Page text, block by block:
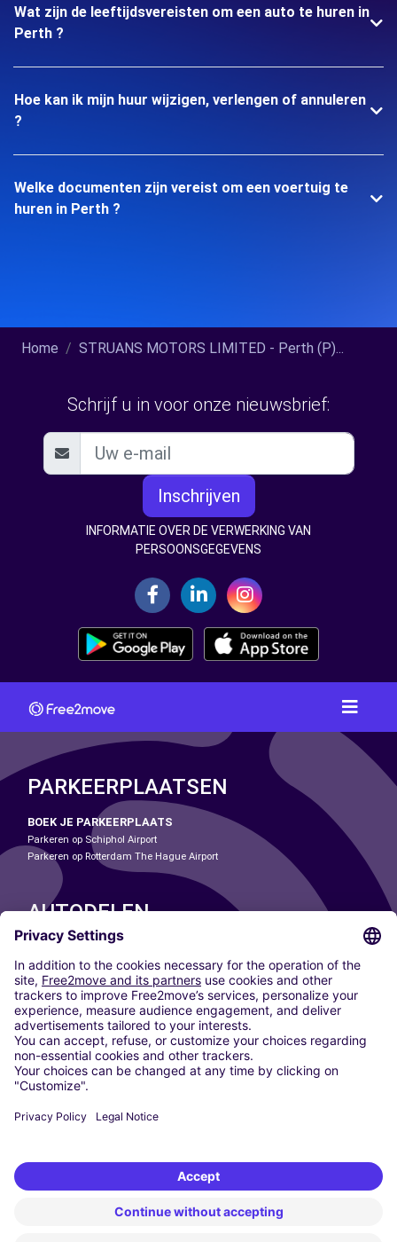
Wat zijn de leeftijdsvereisten om een auto te huren in
Perth ?
Hoe kan ik mijn huur wijzigen, verlengen of annuleren
?
Welke documenten zijn vereist om een voertuig te
huren in Perth ?
Home STRUANS MOTORS LIMITED - Perth (P)...
Schrijf u in voor onze nieuwsbrief:
Inschrijven
INFORMATIE OVER DE VERWERKING VAN
PERSOONSGEGEVENS
PARKEERPLAATSEN
BOEK JE PARKEERPLAATS
Parkeren op Schiphol Airport
Parkeren op Rotterdam The Hague Airport
AUTODELEN
ONZE STEDEN
Paris
Madrid
Washington DC
Milaan
Rome
Turijn
Wenen
Berlijn
Düsseldorf